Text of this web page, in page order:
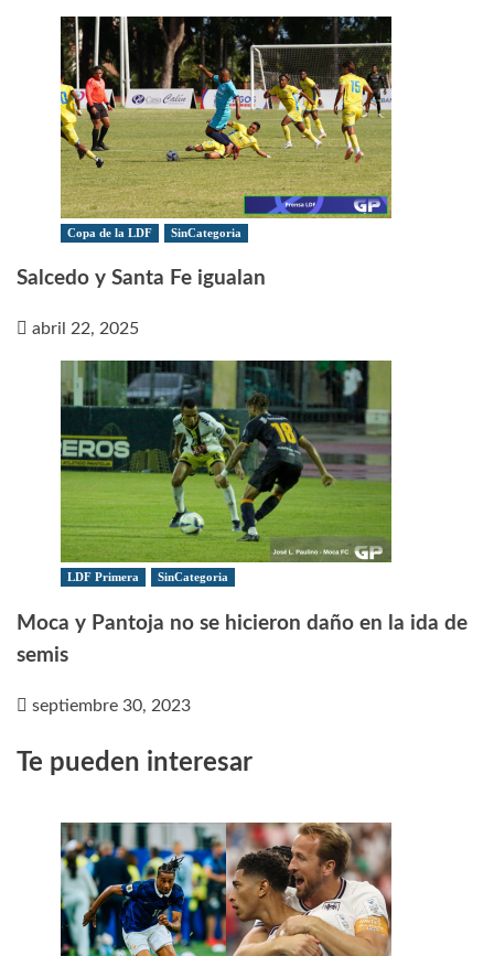
Copa de la LDF SinCategoria
Salcedo y Santa Fe igualan
abril 22, 2025
LDF Primera SinCategoria
Moca y Pantoja no se hicieron daño en la ida de
semis
septiembre 30, 2023
Te pueden interesar